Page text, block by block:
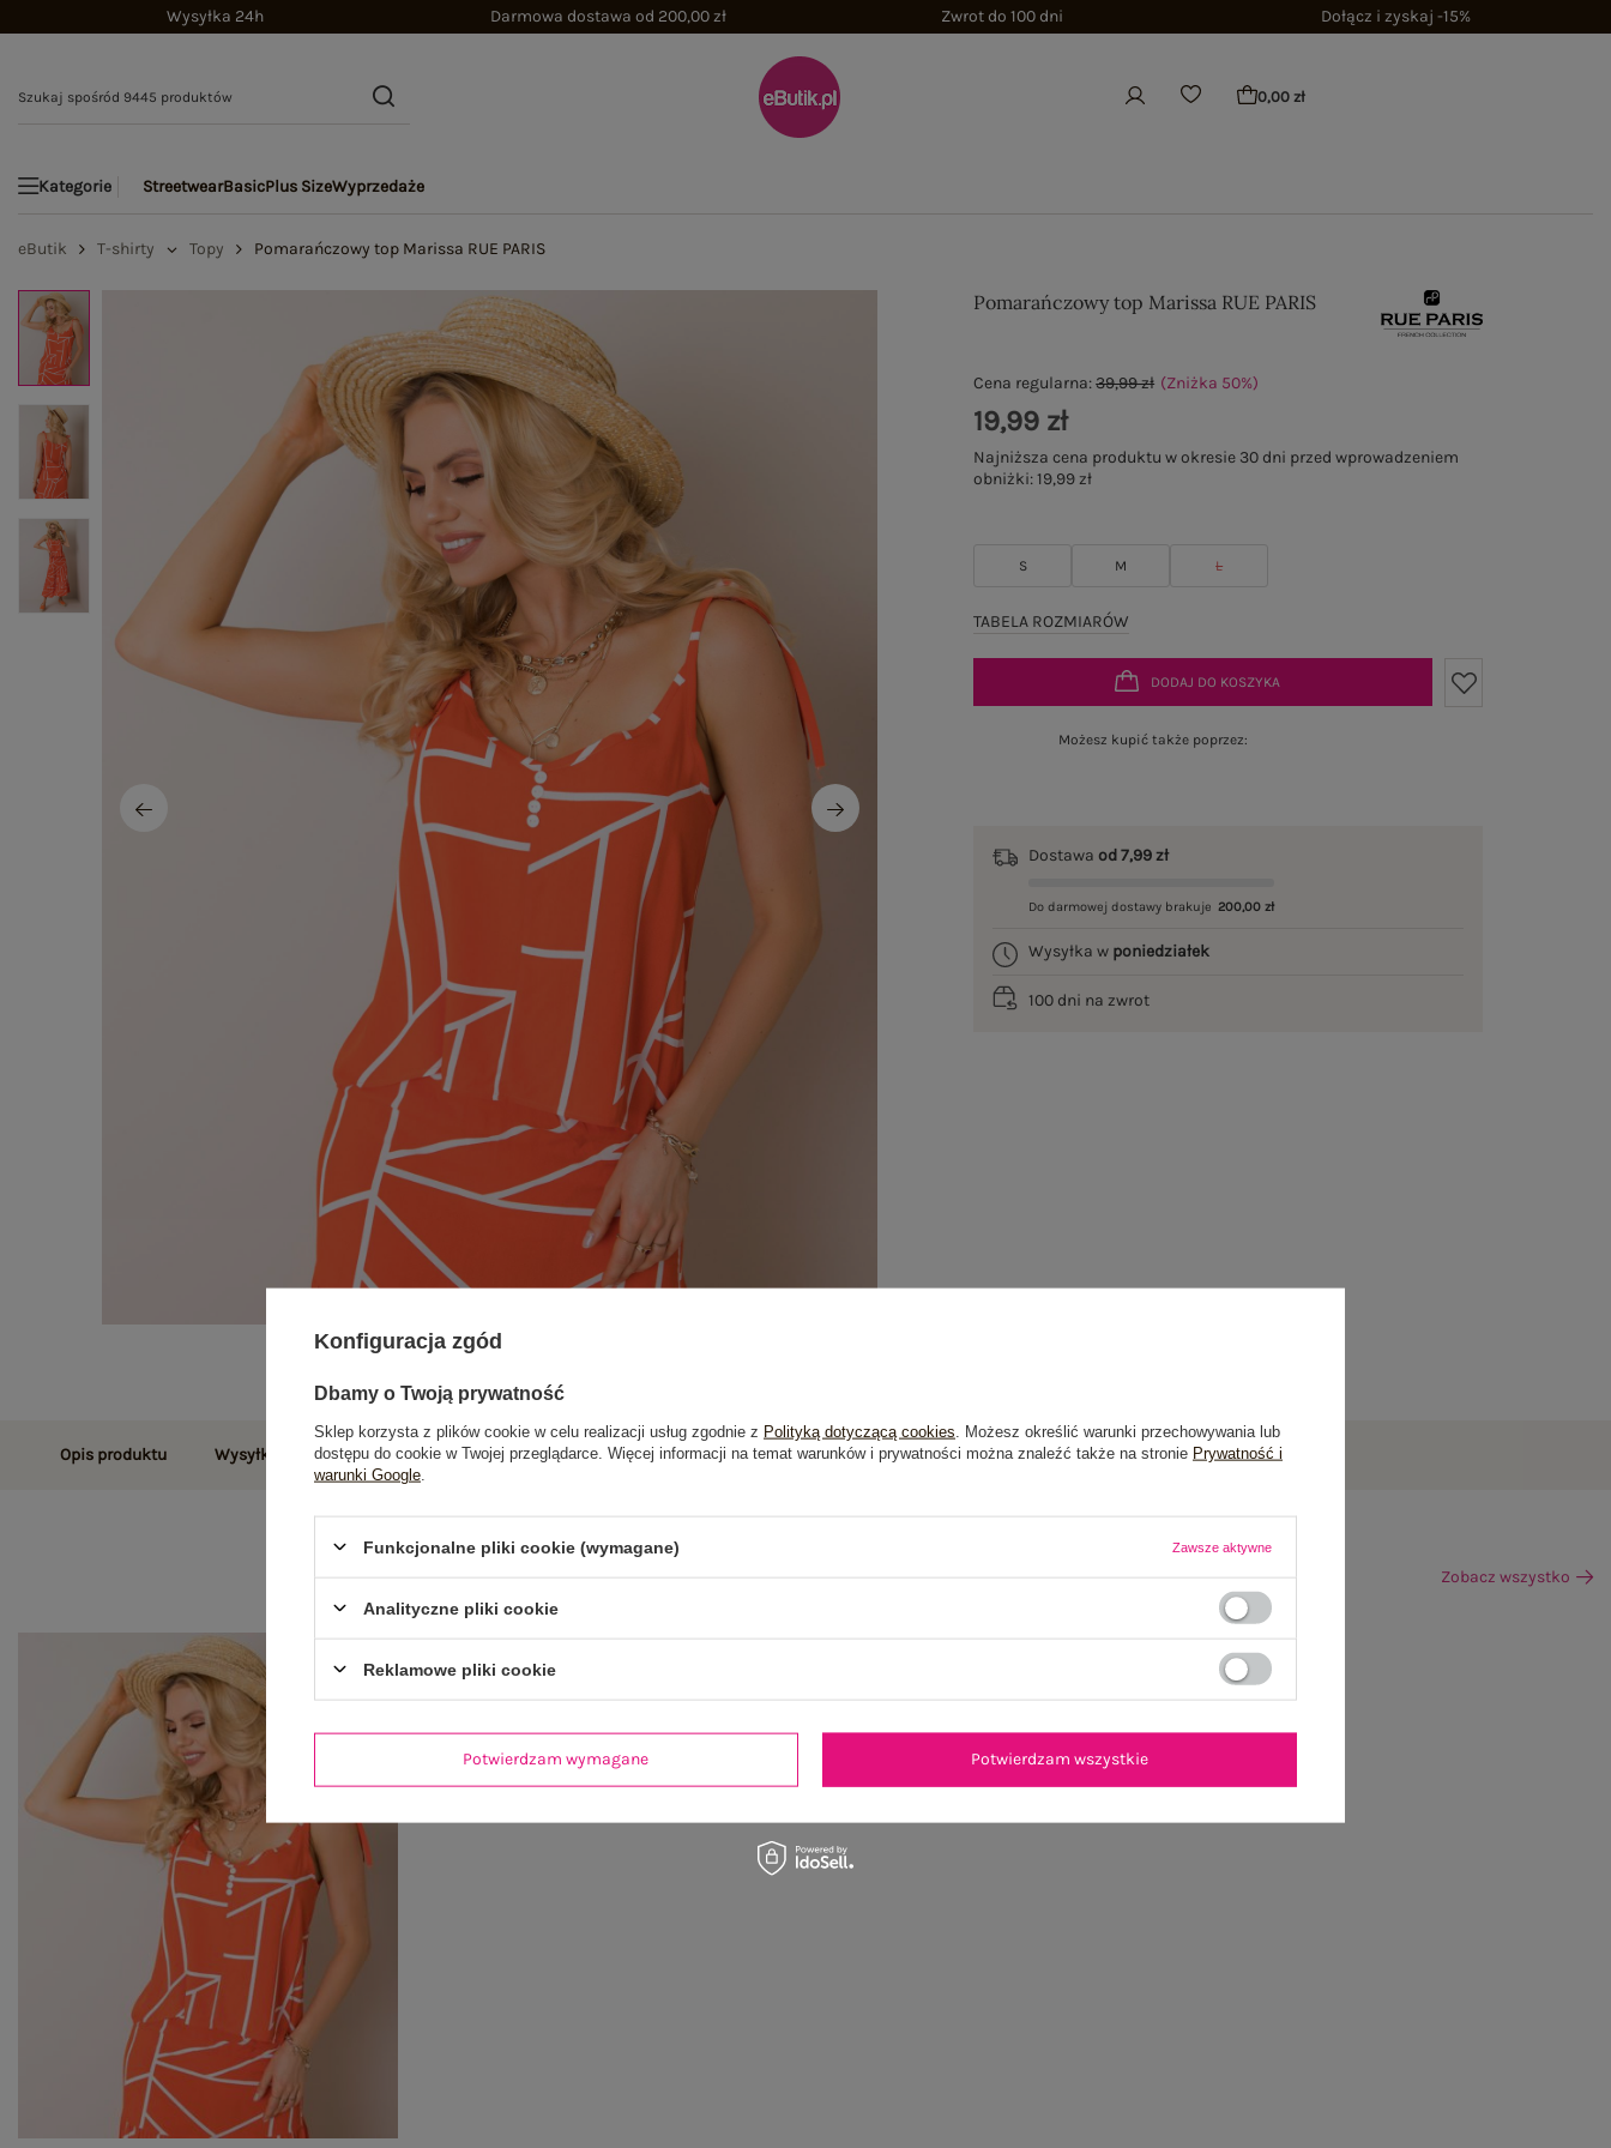
Wysyłka 24h Darmowa dostawa od 200,00 zł Zwrot do 100 dni Dołącz i zyskaj -15%
0,00 zł
Kategorie StreetwearBasicPlus SizeWyprzedaże
eButik T-shirty Topy Pomarańczowy top Marissa RUE PARIS
Pomarańczowy top Marissa RUE PARIS
S M L
TABELA ROZMIARÓW
Cena regularna:39,99 zł (Zniżka 50%)
19,99 zł
Najniższa cena produktu w okresie 30 dni przed wprowadzeniem
obniżki:19,99 zł
DODAJ DO KOSZYKA
Możesz kupić także poprzez:
Dostawaod 7,99 zł
Do darmowej dostawy brakuje 200,00 zł
Wysyłka w poniedziałek
100 dni na zwrot
Opis produktu Wysyłka i dostawa Zwroty i reklamacje Opinie o produkcie(0)
Zobacz wszystko
Konfiguracja zgód
Dbamy o Twoją prywatność
Sklep korzysta z plików cookie w celu realizacji usług zgodnie z Polityką dotyczącą cookies . Możesz określić warunki przechowywania lub
dostępu do cookie w Twojej przeglądarce. Więcej informacji na temat warunków i prywatności można znaleźć także na stronie Prywatność i
warunki Google
Funkcjonalne pliki cookie (wymagane) Zawsze aktywne
Analityczne pliki cookie
Reklamowe pliki cookie
Potwierdzam wymagane Potwierdzam wszystkie